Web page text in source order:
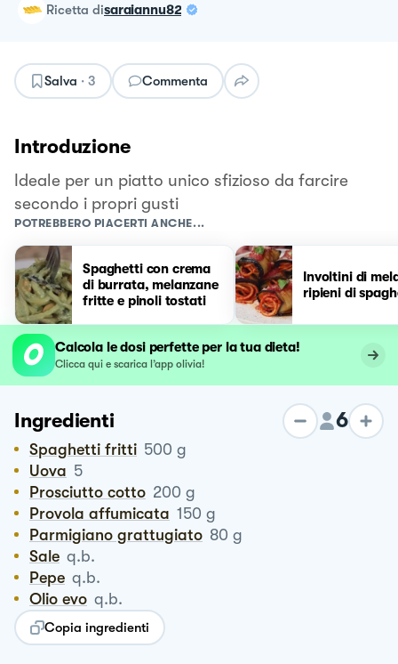
ricetta disaraiannu82
Salva · 3 Commenta
Introduzione
Ideale per un piatto unico sfizioso da farcire
secondo i propri gusti
POTREBBERO PIACERTI ANCHE...
Spaghetti con crema
di burrata, melanzane
fritte e pinoli tostati
Involtini di
ripieni di
Calcola le dosi perfette per la tua dieta!
Clicca qui e scarica l’app olivia!
Ingredienti 6
Spaghetti fritti 500 g
Uova 5
Prosciutto cotto 200 g
Provola affumicata 150 g
Parmigiano grattugiato 80 g
Sale q.b.
Pepe q.b.
Olio evo q.b.
Copia ingredienti